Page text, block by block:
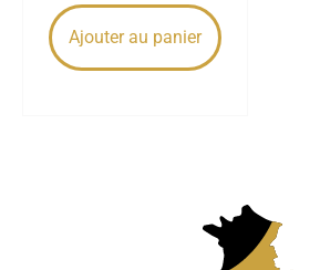
Ajouter au panier